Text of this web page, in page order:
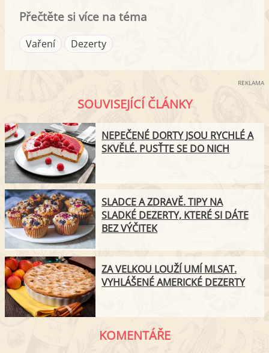
Přečtěte si více na téma
Vaření Dezerty
REKLAMA
SOUVISEJÍCÍ ČLÁNKY
NEPEČENÉ DORTY JSOU RYCHLÉ A
SKVĚLÉ. PUSŤTE SE DO NICH
SLADCE A ZDRAVĚ. TIPY NA
SLADKÉ DEZERTY, KTERÉ SI DÁTE
BEZ VÝČITEK
ZA VELKOU LOUŽÍ UMÍ MLSAT.
VYHLÁŠENÉ AMERICKÉ DEZERTY
KOMENTÁŘE